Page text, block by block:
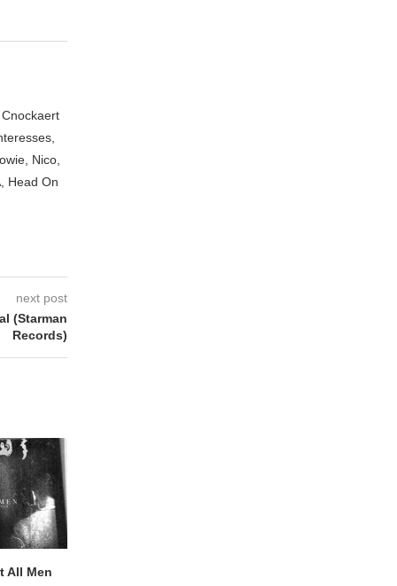
Nico,
Head On
next post
(Starman
Records)
All Men